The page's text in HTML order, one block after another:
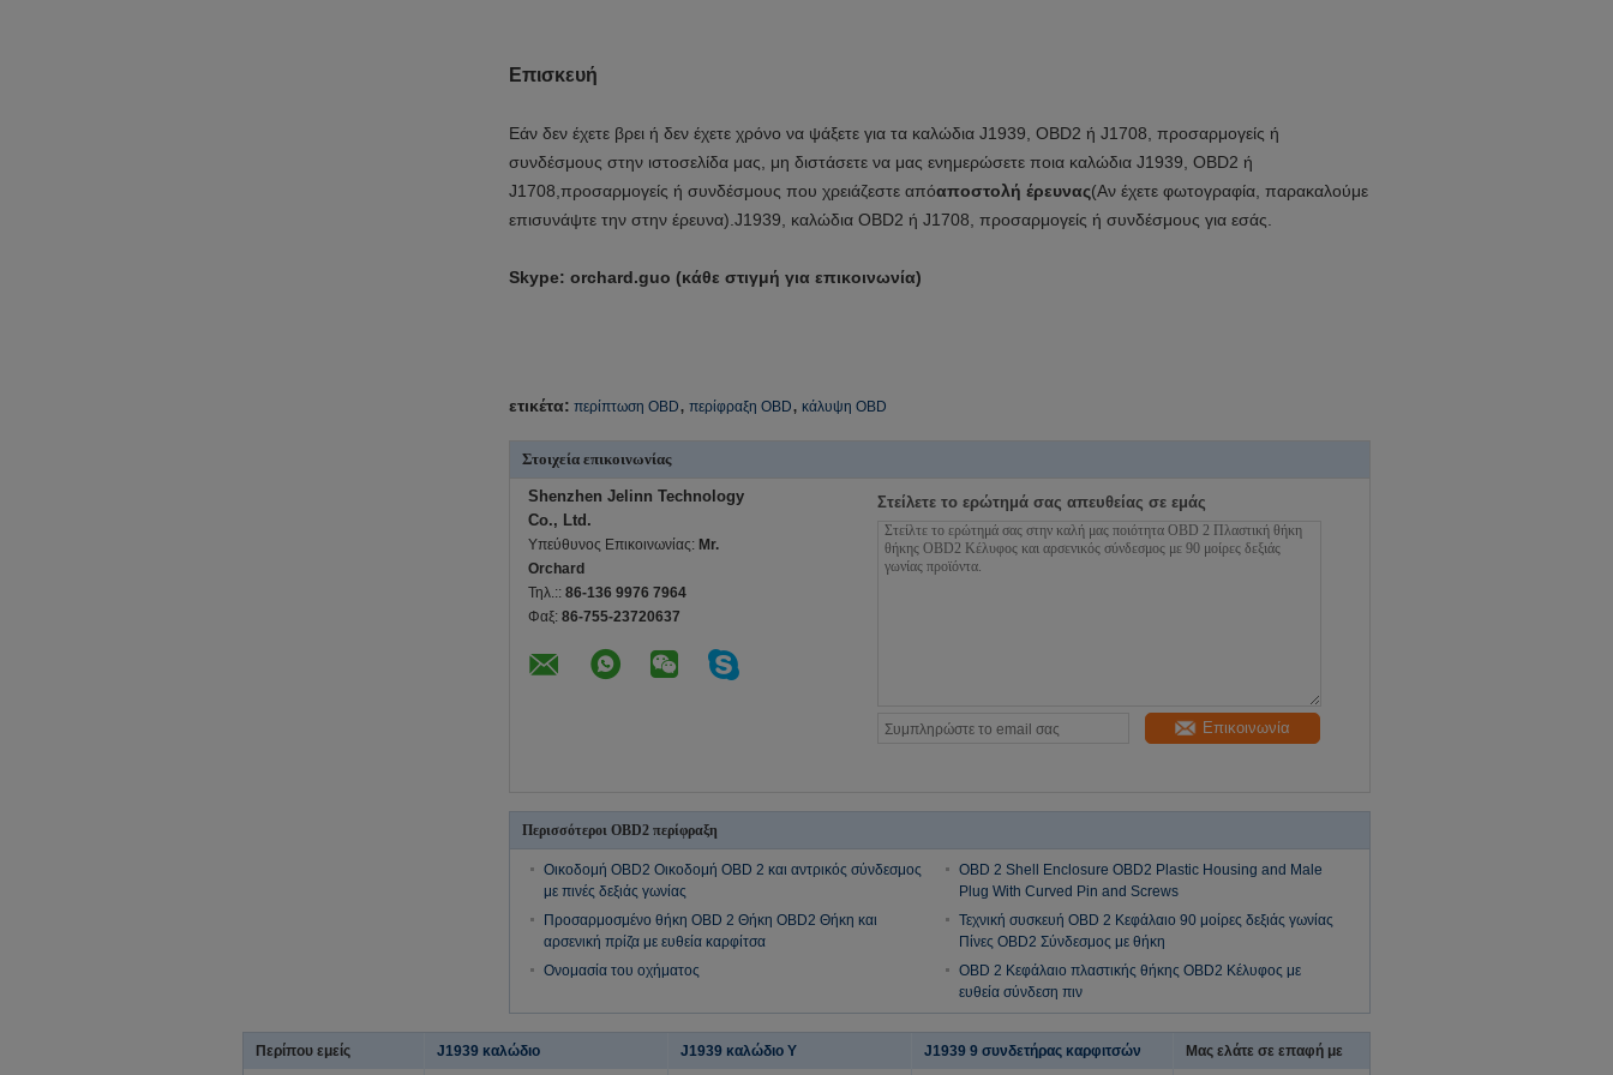
Επισκευή
Εάν δεν έχετε βρει ή δεν έχετε χρόνο να ψάξετε για τα καλώδια J1939, OBD2 ή J1708, προσαρμογείς ή
συνδέσμους στην ιστοσελίδα μας, μη διστάσετε να μας ενημερώσετε ποια καλώδια J1939, OBD2 ή
J1708,προσαρμογείς ή συνδέσμους που χρειάζεστε απόαποστολή έρευνας(Αν έχετε φωτογραφία, παρακαλούμε
επισυνάψτε την στην έρευνα). J1939, καλώδια OBD2 ή J1708, προσαρμογείς ή συνδέσμους για εσάς.
Skype: orchard.guo (κάθε στιγμή για επικοινωνία)
ετικέτα: περίπτωση OBD, περίφραξη OBD, κάλυψη OBD
Στοιχεία επικοινωνίας
Shenzhen Jelinn Technology
Co., Ltd.
Υπεύθυνος Επικοινωνίας: Mr.
Orchard
Τηλ.:: 86-136 9976 7964
Φαξ: 86-755-23720637
Στείλετε το ερώτημά σας απευθείας σε εμάς
Επικοινωνία
Περισσότεροι OBD2 περίφραξη
Οικοδομή OBD2 Οικοδομή OBD 2 και αντρικός σύνδεσμος
με πινές δεξιάς γωνίας
OBD 2 Shell Enclosure OBD2 Plastic Housing and Male
Plug With Curved Pin and Screws
Προσαρμοσμένο θήκη OBD 2 Θήκη OBD2 Θήκη και
αρσενική πρίζα με ευθεία καρφίτσα
Τεχνική συσκευή OBD 2 Κεφάλαιο 90 μοίρες δεξιάς γωνίας
Πίνες OBD2 Σύνδεσμος με θήκη
Ονομασία του οχήματος
OBD 2 Κεφάλαιο πλαστικής θήκης OBD2 Κέλυφος με
ευθεία σύνδεση πιν
Περίπου εμείς J1939 καλώδιο J1939 καλώδιο Υ J1939 9 συνδετήρας καρφιτσών Μας ελάτε σε επαφή με